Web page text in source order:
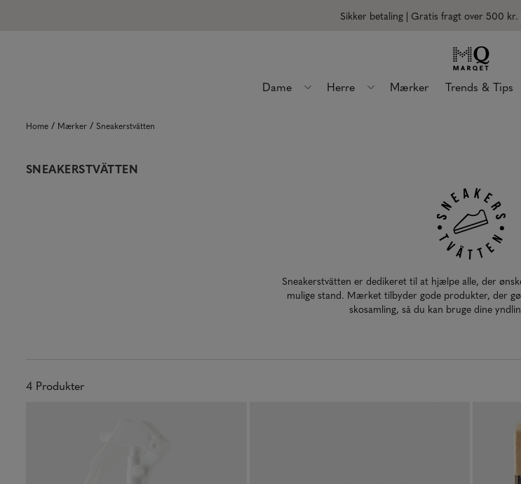
Sikker betaling | Gratis fragt over 500 kr.
Dame Herre Mærker Trends & Tips
Home / Mærker / Sneakerstvätten
SNEAKERSTVÄTTEN
Sneakerstvätten er dedikeret til at hjælpe alle, der
mulige stand. Mærket tilbyder gode produkter, der
skosamling, så du kan bruge dine
4 Produkter